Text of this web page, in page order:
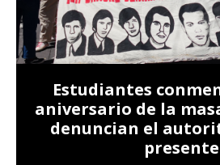
Estudiantes
aniversario de la
denuncian el
presente